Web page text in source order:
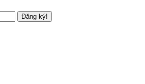
Đăng ký!